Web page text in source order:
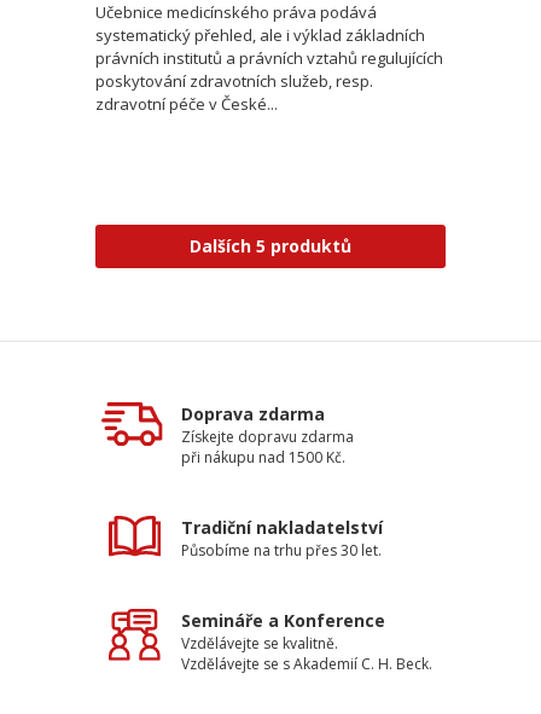
Učebnice medicínského práva podává
systematický přehled, ale i výklad základních
právních institutů a právních vztahů regulujících
poskytování zdravotních služeb, resp.
zdravotní péče v České...
Dalších 5 produktů
Doprava zdarma
Získejte dopravu zdarma
při nákupu nad 1500 Kč.
Tradiční nakladatelství
Působíme na trhu přes 30 let.
Semináře a Konference
Vzdělávejte se kvalitně.
Vzdělávejte se s Akademií C. H. Beck.